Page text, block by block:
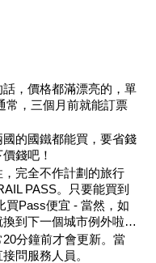
，價格都滿漂亮的，單
常，三個月前就能訂票
的國鐵都能買，要省錢
錢吧！
完全不作計劃的旅行
PASS。只要能買到
買Pass便宜 - 當然，如
換到下一個城市例外啦…
分鐘前才會更新。當
問服務人員。